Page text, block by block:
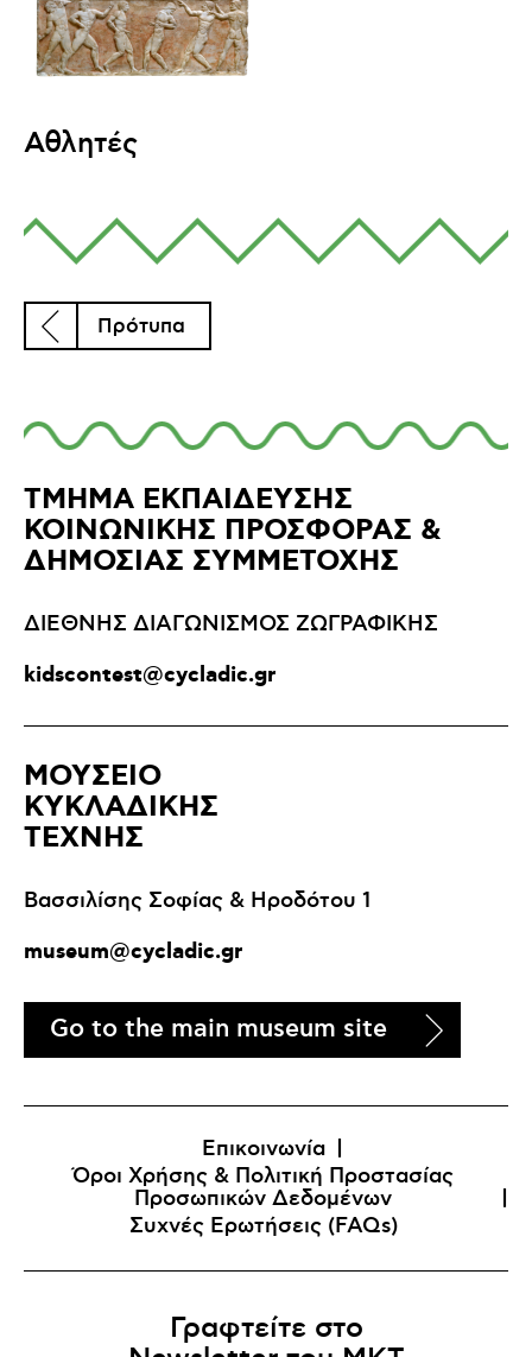
Αθλητές
Πρότυπα
ΤΜΗΜΑ ΕΚΠΑΙΔΕΥΣΗΣ
ΚΟΙΝΩΝΙΚΗΣ ΠΡΟΣΦΟΡΑΣ &
ΔΗΜΟΣΙΑΣ ΣΥΜΜΕΤΟΧΗΣ
ΔΙΕΘΝΗΣ ΔΙΑΓΩΝΙΣΜΟΣ ΖΩΓΡΑΦΙΚΗΣ
kidscontest@cycladic.gr
ΜΟΥΣΕΙΟ
ΚΥΚΛΑΔΙΚΗΣ
ΤΕΧΝΗΣ
Βασσιλίσης Σοφίας & Ηροδότου 1
museum@cycladic.gr
Go to the main museum site
Επικοινωνία
Όροι Χρήσης & Πολιτική Προστασίας
Προσωπικών Δεδομένων
Συχνές Ερωτήσεις (FAQs)
Γραφτείτε στο